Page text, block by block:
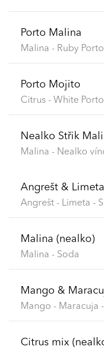
Porto Malina
Malina - Ruby
Porto Mojito
Citrus - White
Nealko Střik
Malina - Nealko
Angrešt &
Angrešt - Limeta -
Malina (nealko)
Malina - Soda
Mango &
Mango - Maracuja
Citrus mix